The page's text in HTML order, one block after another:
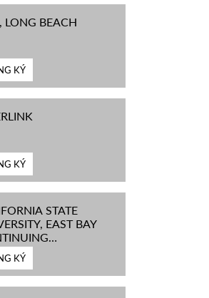
LONG BEACH
KÝ
KÝ
STATE
EAST BAY
KÝ